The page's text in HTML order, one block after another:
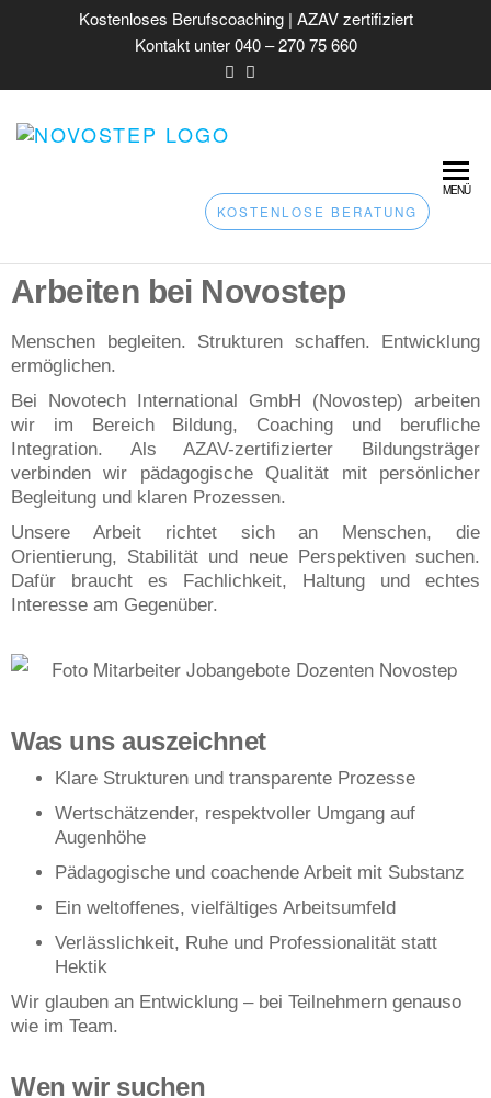
Kostenloses Berufscoaching | AZAV zertifiziert
Kontakt unter 040 – 270 75 660
COACHING &
JOBCOACHING
Integration –
Orientierung &
KOSTENLOSE BERATUNG
MENÜ
Arbeiten bei Novostep
Menschen begleiten. Strukturen schaffen. Entwicklung
ermöglichen.
Bei Novotech International GmbH (Novostep) arbeiten
wir im Bereich Bildung, Coaching und berufliche
Integration. Als AZAV-zertifizierter Bildungsträger
verbinden wir pädagogische Qualität mit persönlicher
Begleitung und klaren Prozessen.
Unsere Arbeit richtet sich an Menschen, die
Orientierung, Stabilität und neue Perspektiven suchen.
Dafür braucht es Fachlichkeit, Haltung und echtes
Interesse am Gegenüber.
Was uns auszeichnet
Klare Strukturen und transparente Prozesse
Wertschätzender, respektvoller Umgang auf
Augenhöhe
Pädagogische und coachende Arbeit mit Substanz
Ein weltoffenes, vielfältiges Arbeitsumfeld
Verlässlichkeit, Ruhe und Professionalität statt
Hektik
Wir glauben an Entwicklung – bei Teilnehmern genauso
wie im Team.
Wen wir suchen